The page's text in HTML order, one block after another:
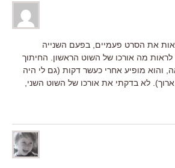
את הסרט פעמיים, בפעם השנייה
מה אורכו של השוט הראשון. החיתוך
והוא מופיע אחרי כעשר דקות (גם לי היה
לא בדקתי את אורכו של השוט השני,